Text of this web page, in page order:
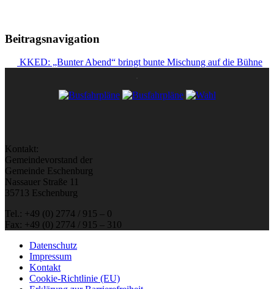
Beitragsnavigation
KKED: „Bunter Abend“ bringt bunte Mischung auf die Bühne
Kontakt:
Gemeindevorstand der
Gemeinde Eschenburg
Nassauer Straße 11
35713 Eschenburg
Tel.: +49 (0) 2774 / 915 – 0
Fax: +49 (0) 2774 / 915 – 310
Datenschutz
Impressum
Kontakt
Cookie-Richtlinie (EU)